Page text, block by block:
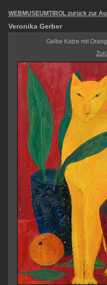
WEBMUSEUMTIROL zurück zur
Veronika Gerber
Gelbe Katze mit